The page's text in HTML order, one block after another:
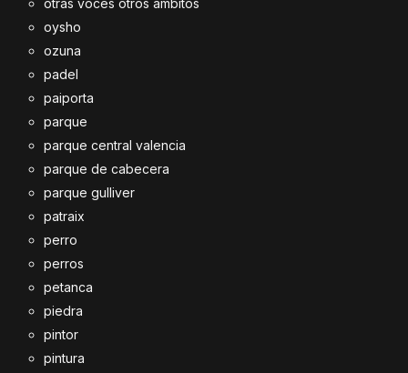
otras voces otros ambitos
oysho
ozuna
padel
paiporta
parque
parque central valencia
parque de cabecera
parque gulliver
patraix
perro
perros
petanca
piedra
pintor
pintura